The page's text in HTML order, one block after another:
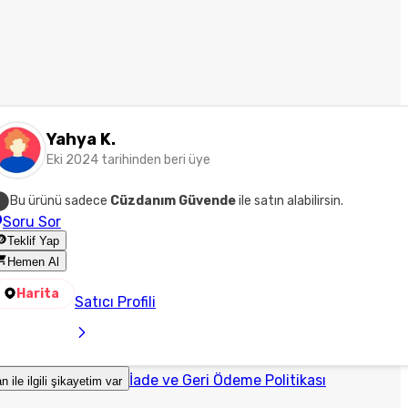
Yahya K.
Eki 2024 tarihinden beri üye
Bu ürünü sadece Cüzdanım Güvendeile satın alabilirsin.
Soru Sor
Teklif Yap
Hemen Al
Harita Satıcı Profili
ile ilgili şikayetim var İade ve Geri Ödeme Politikası